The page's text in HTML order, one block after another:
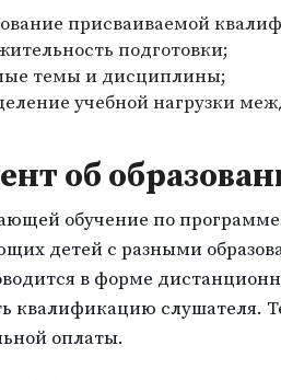
присваиваемой
подготовки;
темы и дисциплины;
учебной нагрузки
об
обучение по
детей с разными
в форме
квалификацию слушателя.
оплаты.